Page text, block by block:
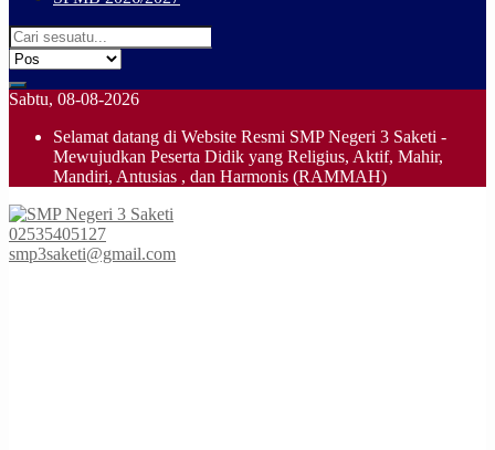
Sabtu, 08-08-2026
Selamat datang di Website Resmi SMP Negeri 3 Saketi -
Mewujudkan Peserta Didik yang Religius, Aktif, Mahir,
Mandiri, Antusias , dan Harmonis (RAMMAH)
smpn3saketi
02535405127
smp3saketi@gmail.com